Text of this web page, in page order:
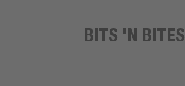
BITS 'N BITES